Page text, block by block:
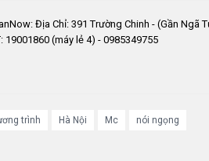
Địa Chỉ: 391 Trường Chinh - (Gần Ngã
19001860 (máy lẻ 4) - 0985349755
trình Hà Nội Mc nói ngọng